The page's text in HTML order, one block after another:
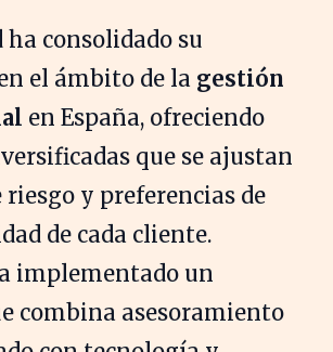
consolidado su
el ámbito de la gestión
en España, ofreciendo
que se ajustan
y preferencias de
de cada cliente.
implementado un
combina asesoramiento